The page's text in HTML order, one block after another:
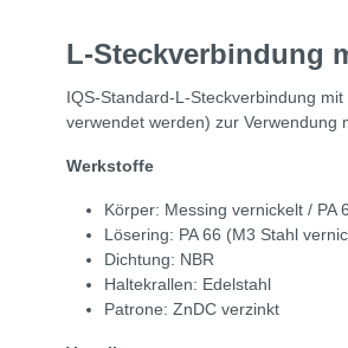
L-Steckverbindung
IQS-Standard-L-Steckverbindung
verwendet werden) zur Verwendung
Werkstoffe
Körper: Messing vernickelt / PA
Lösering: PA 66 (M3 Stahl
Dichtung: NBR
Haltekrallen: Edelstahl
Patrone: ZnDC verzinkt